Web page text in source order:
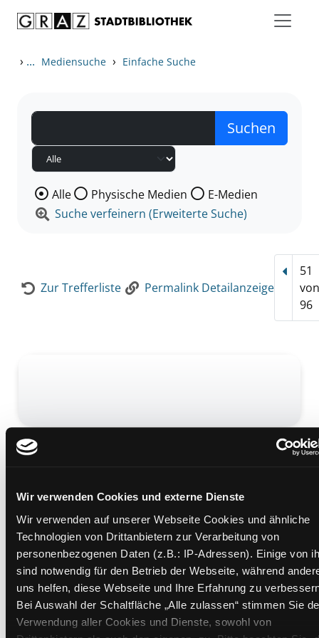
Wir verwenden Cookies und externe Dienste
Wir verwenden auf unserer Webseite Cookies und ähnliche
Technologien von Drittanbietern zur Verarbeitung von
personenbezogenen Daten (z.B.: IP-Adressen). Einige von
sind notwendig für den Betrieb der Webseite, während
uns helfen, diese Webseite und Ihre Erfahrung zu
Bei Auswahl der Schaltfläche „Alle zulassen“ stimmen Sie
Verwendung aller Cookies und Dienste, sowohl von
› ... Mediensuche › Einfache Suche
Wählen Sie die Medienart nach der Sie suchen wollen.
Alle Physische Medien
E-Medien
Suche verfeinern (Erweiterte Suche)
Zur Trefferliste Permalink Detailanzeige
51
von
96
Das
Mediengruppe:Belletristik
Übergeordnetes Werk: Die Weihnachtsvilla
Mehr Informationen ein-/ausblenden
Medium auf die Postliste setzen